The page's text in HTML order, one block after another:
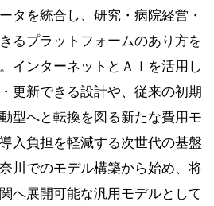
タを統合し、研究・病院経営・
るプラットフォームのあり方を
インターネットとＡＩを活用し
更新できる設計や、従来の初期
型へと転換を図る新たな費用モ
入負担を軽減する次世代の基盤
川でのモデル構築から始め、将
へ展開可能な汎用モデルとして